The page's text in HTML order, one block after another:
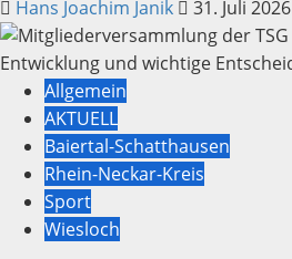
Hans Joachim Janik 31. Juli 2026
Allgemein
AKTUELL
Baiertal-Schatthausen
Rhein-Neckar-Kreis
Sport
Wiesloch